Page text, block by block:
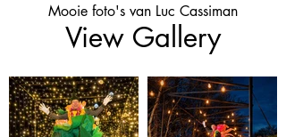
Mooie foto's van Luc Cassiman
View Gallery